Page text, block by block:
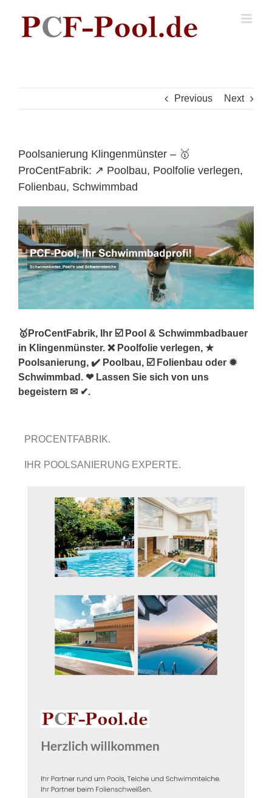
content
Previous Next
Poolsanierung Klingenmünster – 🥇
ProCentFabrik: ↗️ Poolbau, Poolfolie verlegen,
Folienbau, Schwimmbad
🥇ProCentFabrik, Ihr ☑️ Pool & Schwimmbadbauer
in Klingenmünster. ❌ Poolfolie verlegen, ★
Poolsanierung, ✔️ Poolbau, ☑️ Folienbau oder ✹
Schwimmbad. ❤ Lassen Sie sich von uns
begeistern ✉ ✔.
PROCENTFABRIK.
IHR POOLSANIERUNG EXPERTE.